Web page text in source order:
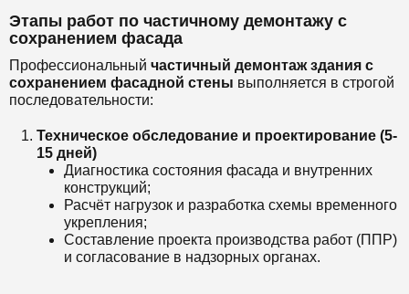
Этапы работ по частичному демонтажу с
сохранением фасада
Профессиональный частичный демонтаж здания с
сохранением фасадной стены выполняется в строгой
последовательности:
Техническое обследование и проектирование (5-
15 дней)
Диагностика состояния фасада и внутренних
конструкций;
Расчёт нагрузок и разработка схемы временного
укрепления;
Составление проекта производства работ (ППР)
и согласование в надзорных органах.